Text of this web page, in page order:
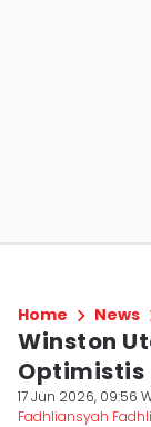
Home News
Winston
Optimistis
17 Jun 2026, 09:56
Fadhliansyah